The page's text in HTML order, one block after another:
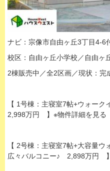
ナビ：宗像市自由ヶ丘3丁目4-6
校区：自由ヶ丘小学校／自由ヶ
2棟販売中／全2区画／現状：完
【 1号棟：主寝室7帖+ウォー
2,998万円 】※物件詳細を見る
【 2号棟：主寝室7帖+大容量
広々バルコニー♪ 2,898万円